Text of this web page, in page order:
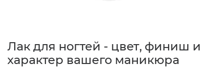
Лак для ногтей - цвет, финиш и
характер вашего маникюра